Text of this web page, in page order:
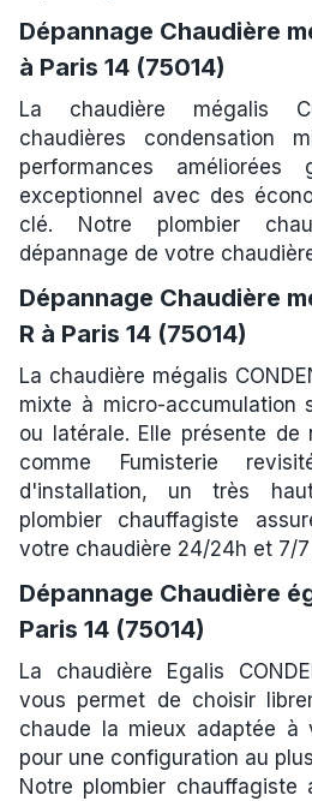
Dépannage Chaudière
à Paris 14 (75014)
La chaudière mégalis
chaudières condensation
performances
exceptionnel avec des
clé. Notre plombier
dépannage de votre
Dépannage Chaudière
R à Paris 14 (75014)
La chaudière mégalis
mixte à micro-accumulation
ou latérale. Elle présente de
comme Fumisterie
d'installation, un très
plombier chauffagiste
votre chaudière 24/24h et 7/7
Dépannage Chaudière
Paris 14 (75014)
La chaudière Egalis
vous permet de choisir
chaude la mieux adaptée à
pour une configuration au
Notre plombier chauffagiste